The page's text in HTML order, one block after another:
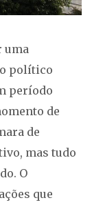
uma
político
período
de
de
mas tudo
O
que